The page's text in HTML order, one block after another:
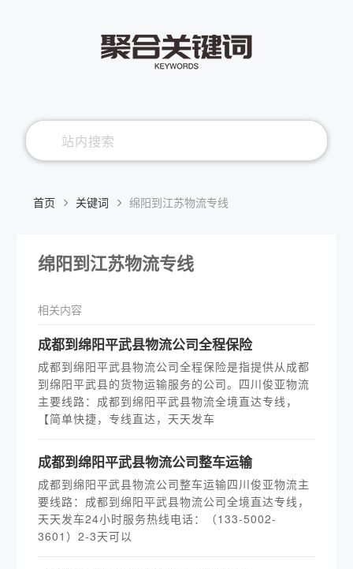
首页 关键词 绵阳到江苏物流专线
绵阳到江苏物流专线
相关内容
​成都到绵阳平武县物流公司全程保险
成都到绵阳平武县物流公司全程保险是指提供从成都
到绵阳平武县的货物运输服务的公司。四川俊亚物流
主要线路：成都到绵阳平武县物流全境直达专线，
【简单快捷，专线直达，天天发车
​成都到绵阳平武县物流公司整车运输
成都到绵阳平武县物流公司整车运输四川俊亚物流主
要线路：成都到绵阳平武县物流公司全境直达专线，
天天发车24小时服务热线电话：（133-5002-
3601）2-3天可以